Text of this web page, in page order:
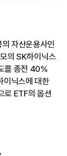
자산운용사인
의 SK하이닉스
를 종전 40%
이닉스에 대한
로 ETF의 옵션